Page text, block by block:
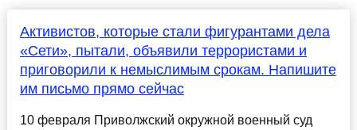
Активистов, которые стали фигурантами дела
«Сети», пытали, объявили террористами и
приговорили к немыслимым срокам. Напишите
им письмо прямо сейчас
10 февраля Приволжский окружной военный суд